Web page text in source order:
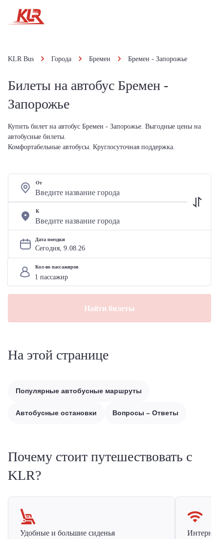
KLR Bus Города Бремен Бремен - Запорожье
Билеты на автобус Бремен -
Запорожье
Купить билет на автобус Бремен - Запорожье. Выгодные цены на
автобусные билеты.
Комфортабельные автобусы. Круглосуточная поддержка.
От
К
Дата поездки
Сегодня, 9.08.26
Кол-во пассажиров
Найти билеты
На этой странице
Популярные автобусные маршруты
Автобусные остановки Вопросы – Ответы
Почему стоит путешествовать с
KLR?
Удобные и большие сиденья